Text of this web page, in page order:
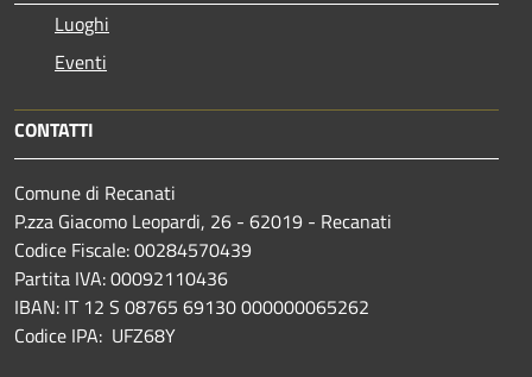
Luoghi
Eventi
CONTATTI
Comune di Recanati
P.zza Giacomo Leopardi, 26 - 62019 - Recanati
Codice Fiscale: 00284570439
Partita IVA: 00092110436
IBAN: IT 12 S 08765 69130 000000065262
Codice IPA: UFZ68Y